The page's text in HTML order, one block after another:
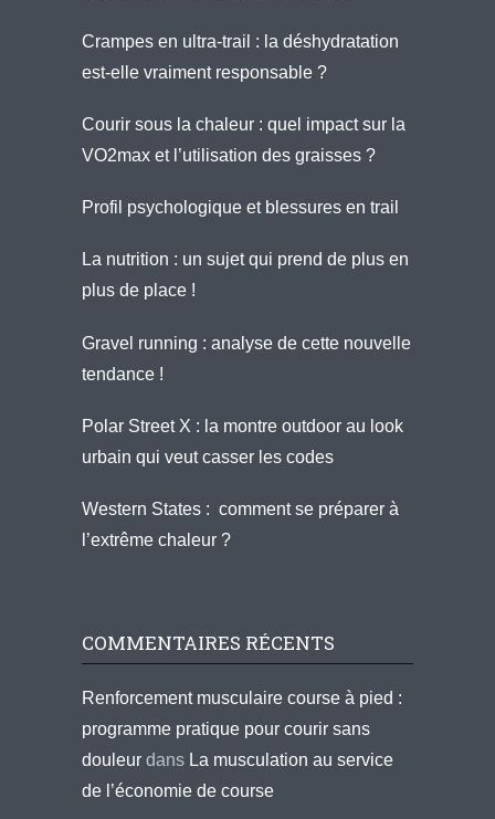
Crampes en ultra-trail : la déshydratation
est-elle vraiment responsable ?
Courir sous la chaleur : quel impact sur la
VO2max et l’utilisation des graisses ?
Profil psychologique et blessures en trail
La nutrition : un sujet qui prend de plus en
plus de place !
Gravel running : analyse de cette nouvelle
tendance !
Polar Street X : la montre outdoor au look
urbain qui veut casser les codes
Western States : comment se préparer à
l’extrême chaleur ?
COMMENTAIRES RÉCENTS
Renforcement musculaire course à pied :
programme pratique pour courir sans
douleur dans La musculation au service
de l’économie de course